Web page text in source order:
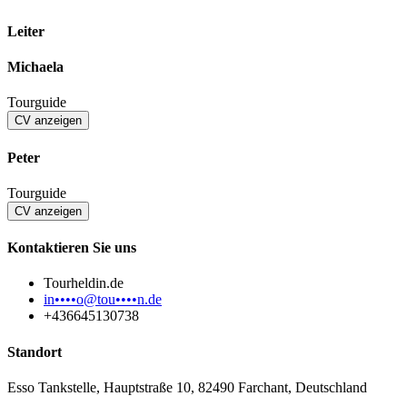
Leiter
Michaela
Tourguide
CV anzeigen
Peter
Tourguide
CV anzeigen
Kontaktieren Sie uns
Tourheldin.de
in••••o@tou••••n.de
+436645130738
Standort
Esso Tankstelle, Hauptstraße 10, 82490 Farchant, Deutschland